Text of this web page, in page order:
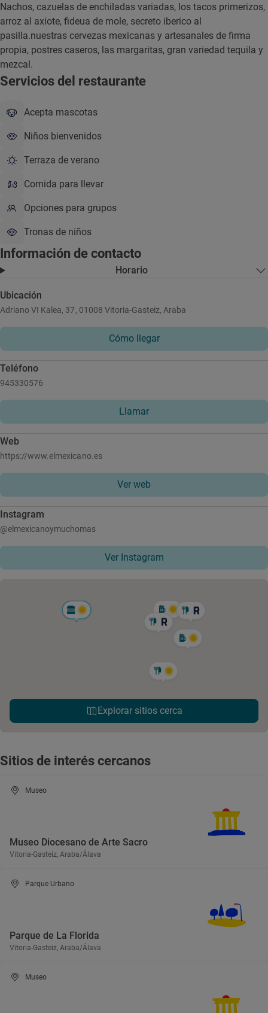
Nachos, cazuelas de enchiladas variadas, los tacos primerizos,
arroz al axiote, fideua de mole, secreto iberico al
pasilla.nuestras cervezas mexicanas y artesanales de firma
propia, postres caseros, las margaritas, gran variedad tequila y
mezcal.
Servicios del restaurante
Acepta mascotas
Niños bienvenidos
Terraza de verano
Comida para llevar
Opciones para grupos
Tronas de niños
Información de contacto
Horario
Ubicación
Adriano VI Kalea, 37, 01008 Vitoria-Gasteiz, Araba
Cómo llegar
Teléfono
945330576
Llamar
Web
https://www.elmexicano.es
Ver web
Instagram
@elmexicanoymuchomas
Ver Instagram
Explorar sitios cerca
Sitios de interés cercanos
Museo
Museo Diocesano de Arte Sacro
Vitoria-Gasteiz, Araba/Álava
Parque Urbano
Parque de La Florida
Vitoria-Gasteiz, Araba/Álava
Museo